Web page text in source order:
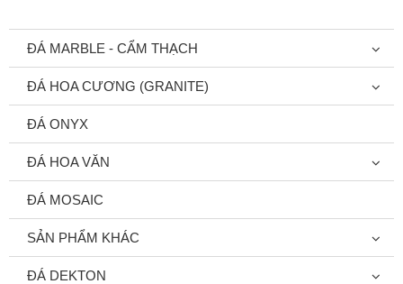
ĐÁ MARBLE - CẨM THẠCH
ĐÁ HOA CƯƠNG (GRANITE)
ĐÁ ONYX
ĐÁ HOA VĂN
ĐÁ MOSAIC
SẢN PHẨM KHÁC
ĐÁ DEKTON